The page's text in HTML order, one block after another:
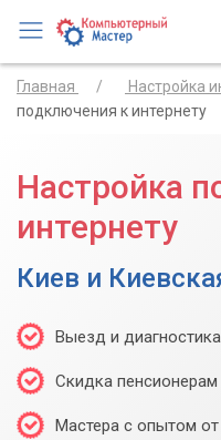
Главная Настройка
подключения к интернету
Настройка
интернету
Киев и
Выезд и
Скидка пенсионерам
Мастера с опытом от